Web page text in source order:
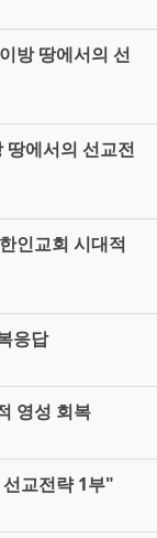
방 땅에서의 선
에서의 선교전
인교회 시대적
응답
영성 회복
교전략 1부"